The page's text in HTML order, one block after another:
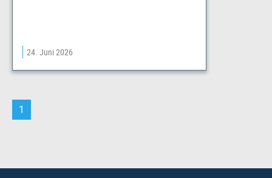
24. Juni 2026
1